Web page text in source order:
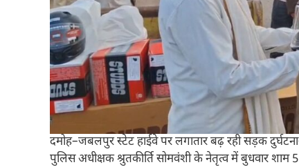
दमोह–जबलपुर स्टेट हाईवे पर लगातार बढ़ रही सड़क
पुलिस अधीक्षक श्रुतकीर्ति सोमवंशी के नेतृत्व में बुधवार शाम